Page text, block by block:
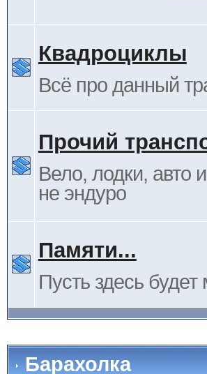
Квадроциклы
Всё про данный
Прочий
Вело, лодки, авто
не эндуро
Памяти...
Пусть здесь
Барахолка